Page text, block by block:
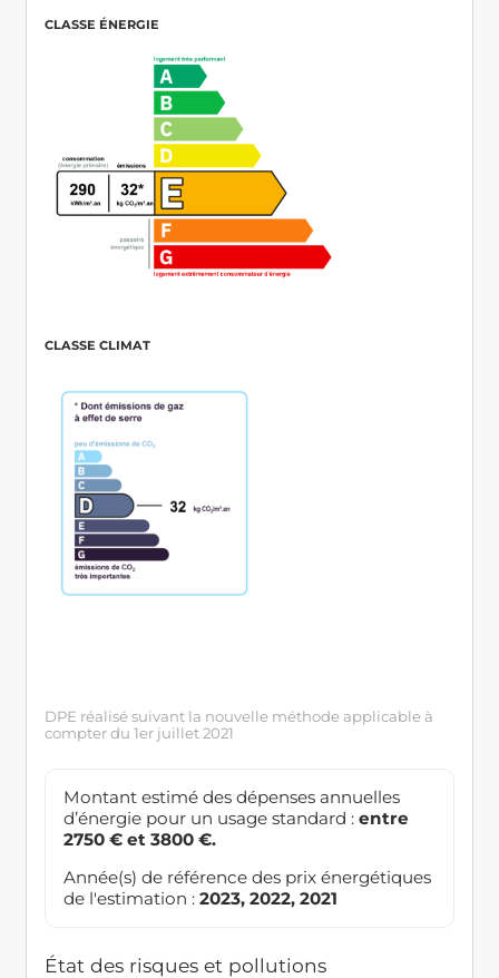
CLASSE ÉNERGIE
CLASSE CLIMAT
DPE réalisé suivant la nouvelle méthode applicable à
compter du 1er juillet 2021
Montant estimé des dépenses annuelles
d’énergie pour un usage standard : entre
2750 € et 3800 €.
Année(s) de référence des prix énergétiques
de l'estimation : 2023, 2022, 2021
État des risques et pollutions